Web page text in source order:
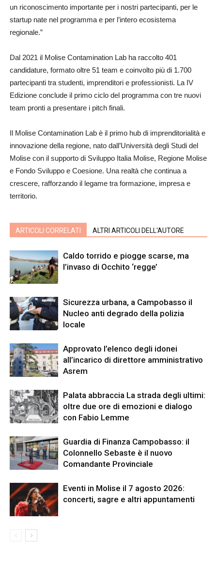
un riconoscimento importante per i nostri partecipanti, per le
startup nate nel programma e per l’intero ecosistema
regionale.”
Dal 2021 il Molise Contamination Lab ha raccolto 401
candidature, formato oltre 51 team e coinvolto più di 1.700
partecipanti tra studenti, imprenditori e professionisti. La IV
Edizione conclude il primo ciclo del programma con tre nuovi
team pronti a presentare i pitch finali.
Il Molise Contamination Lab è il primo hub di imprenditorialità e
innovazione della regione, nato dall’Università degli Studi del
Molise con il supporto di Sviluppo Italia Molise, Regione Molise
e Fondo Sviluppo e Coesione. Una realtà che continua a
crescere, rafforzando il legame tra formazione, impresa e
territorio.
ARTICOLI CORRELATI ALTRI ARTICOLI DELL'AUTORE
Caldo torrido e piogge scarse, ma
l’invaso di Occhito ‘regge’
Sicurezza urbana, a Campobasso il
Nucleo anti degrado della polizia
locale
Approvato l’elenco degli idonei
all’incarico di direttore amministrativo
Asrem
Palata abbraccia La strada degli ultimi:
oltre due ore di emozioni e dialogo
con Fabio Lemme
Guardia di Finanza Campobasso: il
Colonnello Sebaste è il nuovo
Comandante Provinciale
Eventi in Molise il 7 agosto 2026:
concerti, sagre e altri appuntamenti